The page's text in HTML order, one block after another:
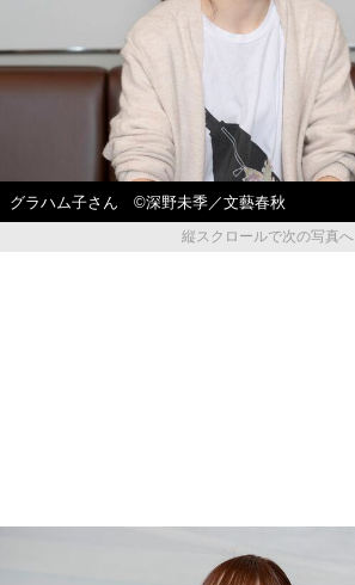
グラハム子さん ©深野未季／文藝春秋
縦スクロールで次の写真へ